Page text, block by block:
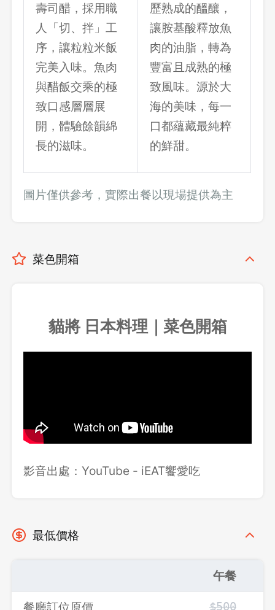
壽司醋，採用職
人「切、拌」工
序，讓粒粒米飯
完美入味。魚肉
與醋飯交乘的極
致口感層層展
開，體驗餘韻綿
長的滋味。
歷熟成的醞釀，
讓胺基酸釋放魚
肉的油脂，轉為
豐富且成熟的極
致風味。源於大
海的美味，每一
口都蘊藏最純粹
的鮮甜。
圖片僅供參考，實際出餐以現場提供為主
菜色開箱
貓將 日本料理｜菜色開箱
影音出處：YouTube - iEAT饗愛吃
最低價格
午餐
$500